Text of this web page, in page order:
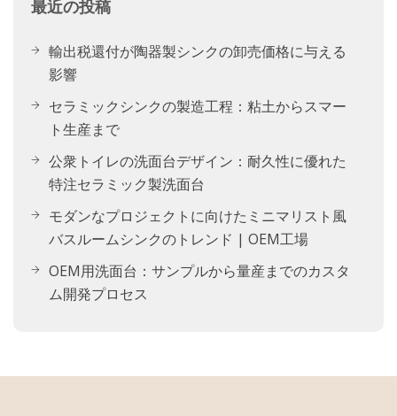
最近の投稿
輸出税還付が陶器製シンクの卸売価格に与える
影響
セラミックシンクの製造工程：粘土からスマー
ト生産まで
公衆トイレの洗面台デザイン：耐久性に優れた
特注セラミック製洗面台
モダンなプロジェクトに向けたミニマリスト風
バスルームシンクのトレンド | OEM工場
OEM用洗面台：サンプルから量産までのカスタ
ム開発プロセス